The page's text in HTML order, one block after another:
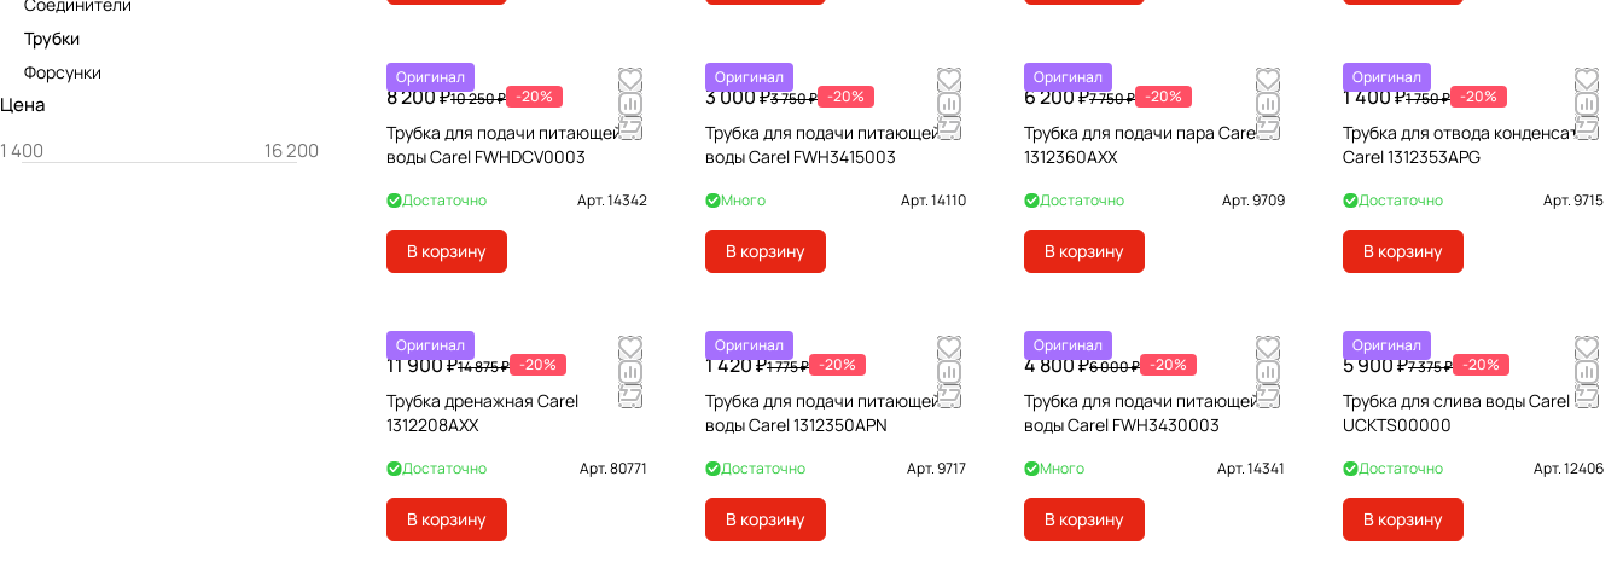
Оригинал
8 200 ₽10 250 ₽ -20%
Трубка для подачи питающей
воды Carel FWHDCV0003
Достаточно Арт.14342
В корзину
Оригинал
3 000 ₽3 750 ₽ -20%
Трубка для подачи питающей
воды Carel FWH3415003
Много Арт.14110
В корзину
Оригинал
6 200 ₽7 750 ₽ -20%
Трубка для подачи пара Carel
1312360AXX
Достаточно Арт.9709
В корзину
Оригинал
1 400 ₽1 750 ₽ -20%
Трубка для отвода конденсата
Carel 1312353APG
Достаточно Арт.9715
В корзину
Оригинал
11 900 ₽14 875 ₽ -20%
Трубка дренажная Carel
1312208AXX
Достаточно Арт.80771
В корзину
Оригинал
1 420 ₽1 775 ₽ -20%
Трубка для подачи питающей
воды Carel 1312350APN
Достаточно Арт.9717
В корзину
Оригинал
4 800 ₽6 000 ₽ -20%
Трубка для подачи питающей
воды Carel FWH3430003
Много Арт.14341
В корзину
Оригинал
5 900 ₽7 375 ₽ -20%
Трубка для слива воды Carel
UCKTS00000
Достаточно Арт.12406
В корзину
Трубки
Форсунки
Цена